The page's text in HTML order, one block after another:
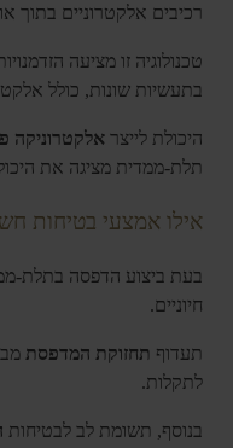
רכיבים אלקטרוניים בתוך
טכנולוגיה זו מציעה
בתעשיות שונות, כולל
היכולת לייצראלקטרוניקה
תלת-ממדית מציגה את
אילו אמצעי בטיחות
בעת ביצוע הדפסה בתלת-
חיוניים.
תעדוף תחזוקת המדפסת
לתקלות.
בנוסף, תשומת לב לבטיחות